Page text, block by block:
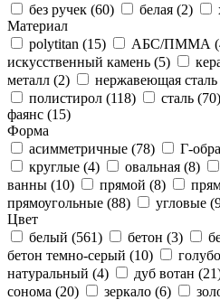
без ручек (60) белая (2)
Материал
polytitan (15) АБС/ПММА (
искусственный камень (5)
металл (2) нержавеющая сталь
полистирол (118) сталь (70)
фаянс (15)
Форма
асимметричные (78) Г-
круглые (4) овальная (8)
ванны (10) прямой (8)
прямоугольные (88) угловые (
Цвет
белый (561) бетон (3)
бетон темно-серый (10)
натуральный (4) дуб вотан (21
сонома (20) зеркало (6)